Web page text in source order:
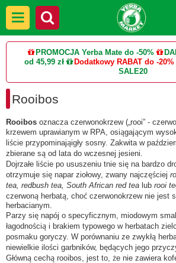
PROMOCJA Yerba Mate do -50%
od 45,99 zł
Dodatkowy RABAT do -20%
SALE20
Rooibos
Rooibos oznacza czerwonokrzew („rooi” -
krzewem uprawianym w RPA, osiągającym
liście przypominająigły sosny. Zakwita w
zbierane są od lata do wczesnej jesieni.
Dojrzałe liście po ususzeniu tnie się na bardzo
otrzymuje się napar ziołowy, zwany najczęściej
tea, redbush tea, South African red tea lub rooi
czerwoną herbatą, choć czerwonokrzew nie jest
herbacianym.
Parzy się napój o specyficznym, miodowym
łagodnością i brakiem typowego w herbatach
posmaku goryczy. W porównaniu ze zwykłą
niewielkie ilości garbników, będących jego
Główną cechą rooibos, jest to, że nie zawiera